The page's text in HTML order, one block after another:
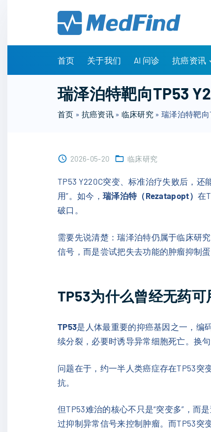
首页 关于我们 AI 问诊 抗癌资讯
有问有答
诊疗指南
药物信息
瑞泽泊特靶向TP53
首页 » 抗癌资讯» 临床研究 »瑞泽泊特靶
2026-05-20 临床研究
TP53 Y220C突变、标准治疗失败后，
用”。如今， 瑞泽泊特（Rezatapopt）在
破口。
需要先说清楚：瑞泽泊特仍属于临床研
信号，而是尝试把失去功能的肿瘤抑制
TP53为什么曾经无药可
TP53是人体最重要的抑癌基因之一，编
续分裂，必要时诱导异常细胞死亡。换
问题在于，约一半人类癌症存在TP53突
抗。
但TP53难治的核心不只是“突变多”，而
过抑制异常信号来控制肿瘤。而TP53突